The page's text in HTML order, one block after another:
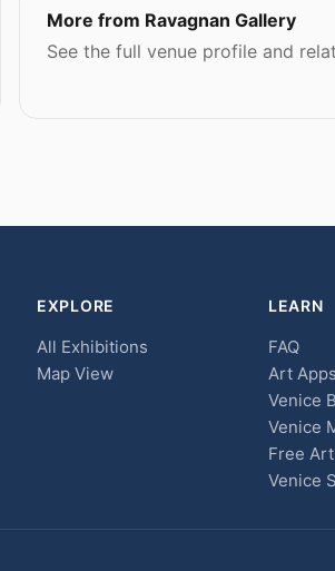
More from Ravagnan Gallery
See the full venue profile and
EXPLORE
All Exhibitions
Map View
LEARN
FAQ
Art Apps
Venice
Venice
Free
Venice